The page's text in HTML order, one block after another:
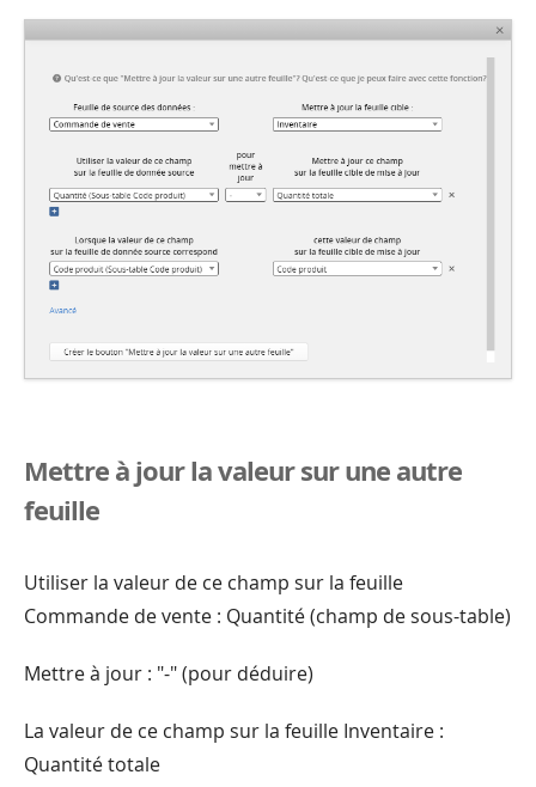
Mettre à jour la valeur sur une autre
feuille
Utiliser la valeur de ce champ sur la feuille
Commande de vente : Quantité (champ de sous-table)
Mettre à jour : "-" (pour déduire)
La valeur de ce champ sur la feuille Inventaire :
Quantité totale